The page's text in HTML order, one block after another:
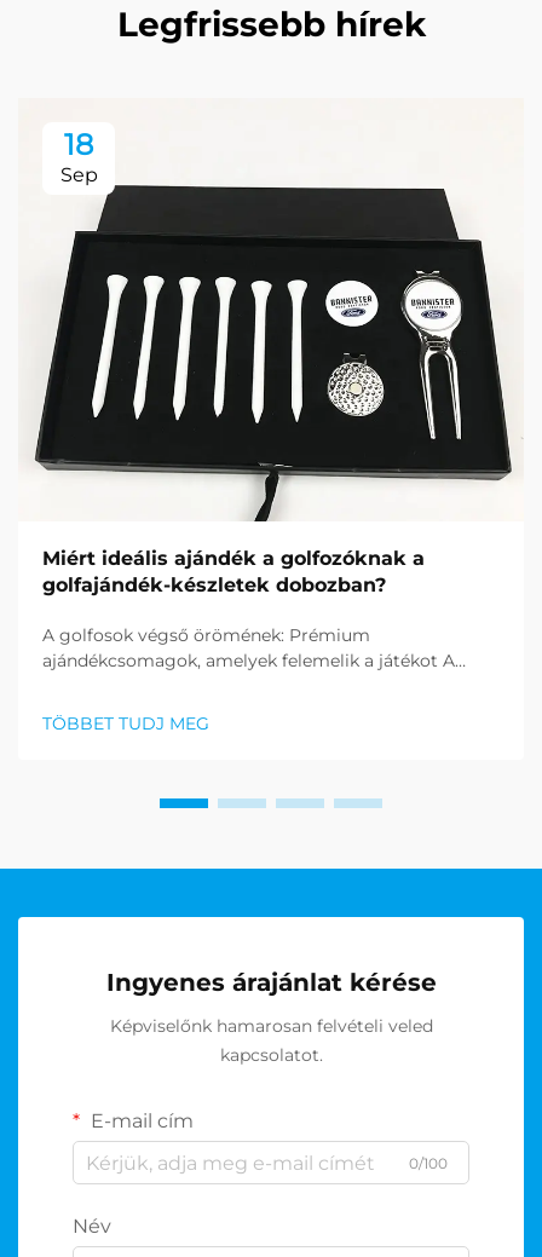
Legfrissebb hírek
18
Sep
Miért ideális ajándék a golfozóknak a
golfajándék-készletek dobozban?
A golfosok végső örömének: Prémium
ajándékcsomagok, amelyek felemelik a játékot A
számára kihívást jelenthet, de a golf
ajándékcsomagok kiváló megoldásként emelkedtek
TÖBBET TUDJ MEG
Ingyenes árajánlat kérése
Képviselőnk hamarosan felvételi veled
kapcsolatot.
E-mail cím
0/100
Név